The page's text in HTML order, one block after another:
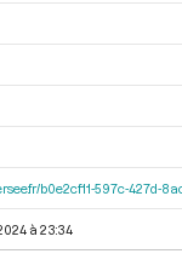
b0e2cf11-597c-
à 23:34